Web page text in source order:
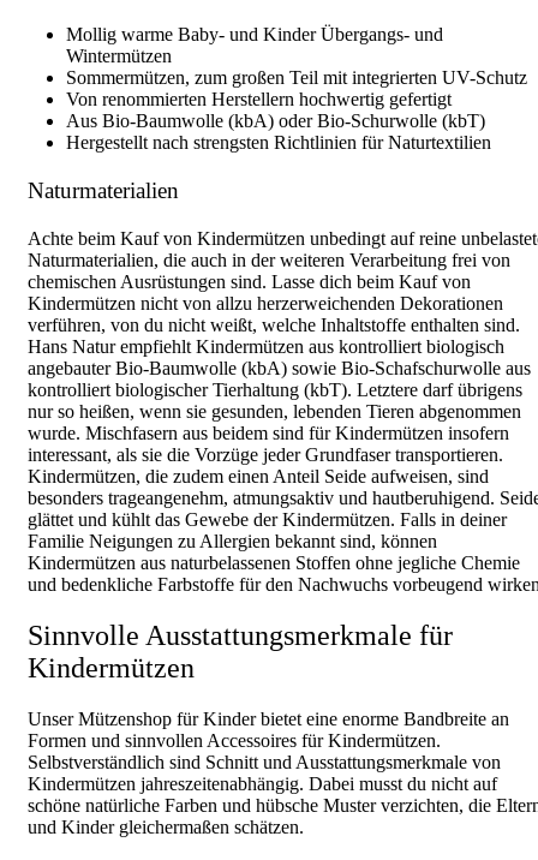
Mollig warme Baby- und Kinder Übergangs- und
Wintermützen
Sommermützen, zum großen Teil mit integrierten UV-Schutz
Von renommierten Herstellern hochwertig gefertigt
Aus Bio-Baumwolle (kbA) oder Bio-Schurwolle (kbT)
Hergestellt nach strengsten Richtlinien für Naturtextilien
Naturmaterialien
Achte beim Kauf von Kindermützen unbedingt auf reine
Naturmaterialien, die auch in der weiteren Verarbeitung frei von
chemischen Ausrüstungen sind. Lasse dich beim Kauf von
Kindermützen nicht von allzu herzerweichenden Dekorationen
verführen, von du nicht weißt, welche Inhaltstoffe enthalten sind.
Hans Natur empfiehlt Kindermützen aus kontrolliert biologisch
angebauter Bio-Baumwolle (kbA) sowie Bio-Schafschurwolle aus
kontrolliert biologischer Tierhaltung (kbT). Letztere darf übrigens
nur so heißen, wenn sie gesunden, lebenden Tieren abgenommen
wurde. Mischfasern aus beidem sind für Kindermützen insofern
interessant, als sie die Vorzüge jeder Grundfaser transportieren.
Kindermützen, die zudem einen Anteil Seide aufweisen, sind
besonders trageangenehm, atmungsaktiv und hautberuhigend.
glättet und kühlt das Gewebe der Kindermützen. Falls in deiner
Familie Neigungen zu Allergien bekannt sind, können
Kindermützen aus naturbelassenen Stoffen ohne jegliche Chemie
und bedenkliche Farbstoffe für den Nachwuchs vorbeugend
Sinnvolle Ausstattungsmerkmale für
Kindermützen
Unser Mützenshop für Kinder bietet eine enorme Bandbreite an
Formen und sinnvollen Accessoires für Kindermützen.
Selbstverständlich sind Schnitt und Ausstattungsmerkmale von
Kindermützen jahreszeitenabhängig. Dabei musst du nicht auf
schöne natürliche Farben und hübsche Muster verzichten, die
und Kinder gleichermaßen schätzen.